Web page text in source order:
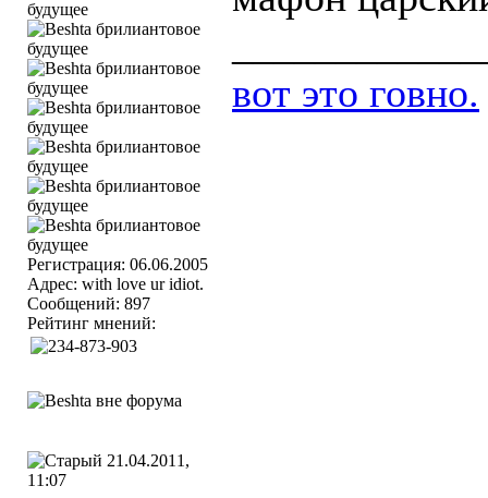
Регистрация: 06.06.2005
Адрес: with love ur idiot.
Сообщений: 897
Рейтинг мнений:
вот это говно.
21.04.2011,
11:07